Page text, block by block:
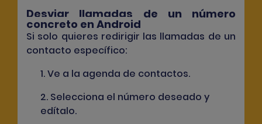
Desviar llamadas de un número
concreto en Android
Si solo quieres redirigir las llamadas de un
contacto específico:
1. Ve a la agenda de contactos.
2. Selecciona el número deseado y
edítalo.